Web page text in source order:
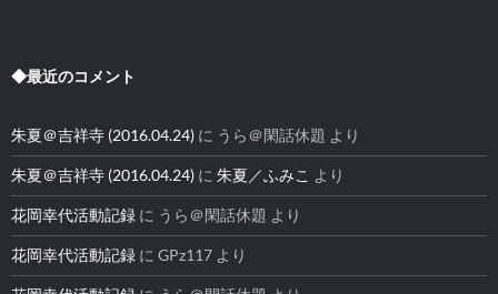
◆最近のコメント
朱夏＠吉祥寺 (2016.04.24) に うら＠閑話休題 より
朱夏＠吉祥寺 (2016.04.24) に 朱夏／ふみこ より
花岡幸代活動記録 に うら＠閑話休題 より
花岡幸代活動記録 に GPz117 より